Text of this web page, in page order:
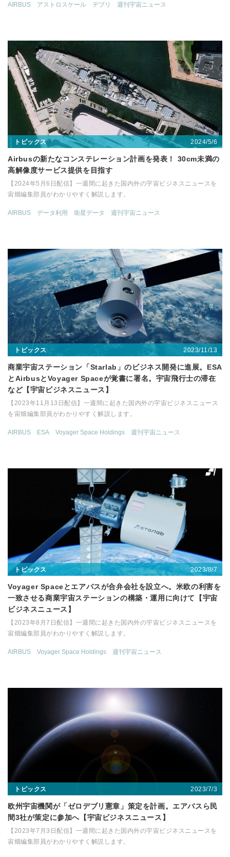
AIRBUS アストロスケール デブリ 週刊宇宙ニュース
トピックス 2024/5/6
Airbusの新たなコンステレーション計画を発表！ 30cm未満の
高解像度サービス提供を目指す
【2024年5月6日配信】一週間に起きた国内外の宇宙ビジネスニュースを
宙畑編集部員がわかりやすく解説します。
AIRBUS データ利用 衛星データ 週刊宇宙ニュース
トピックス 2023/11/13
商業宇宙ステーション「Starlab」のビジネス開発に進展。ESA
とAirbusとVoyager Spaceが覚書に署名。宇宙飛行士の滞在
など【宇宙ビジネスニュース】
【2023年11月13日配信】一週間に起きた国内外の宇宙ビジネスニュース
を宙畑編集部員がわかりやすく解説します。
AIRBUS ESA Voyager Space Holdings 週刊宇宙ニュース
トピックス 2023/8/7
Voyager Spaceとエアバスが合弁会社を設立へ。米欧の利害を
一致させる商業宇宙ステーションの構築・運用に向けて【宇宙
ビジネスニュース】
【2023年8月7日配信】一週間に起きた国内外の宇宙ビジネスニュースを
宙畑編集部員がわかりやすく解説します。
AIRBUS Voyager Space Holdings 週刊宇宙ニュース
トピックス 2023/7/3
欧州宇宙機関が「ゼロデブリ憲章」策定を計画。エアバスら民
間3社が策定に参加へ【宇宙ビジネスニュース】
【2023年7月3日配信】一週間に起きた国内外の宇宙ビジネスニュースを
宙畑編集部員がわかりやすく解説します。